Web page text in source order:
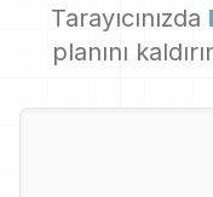
Tarayıcınızda
planını